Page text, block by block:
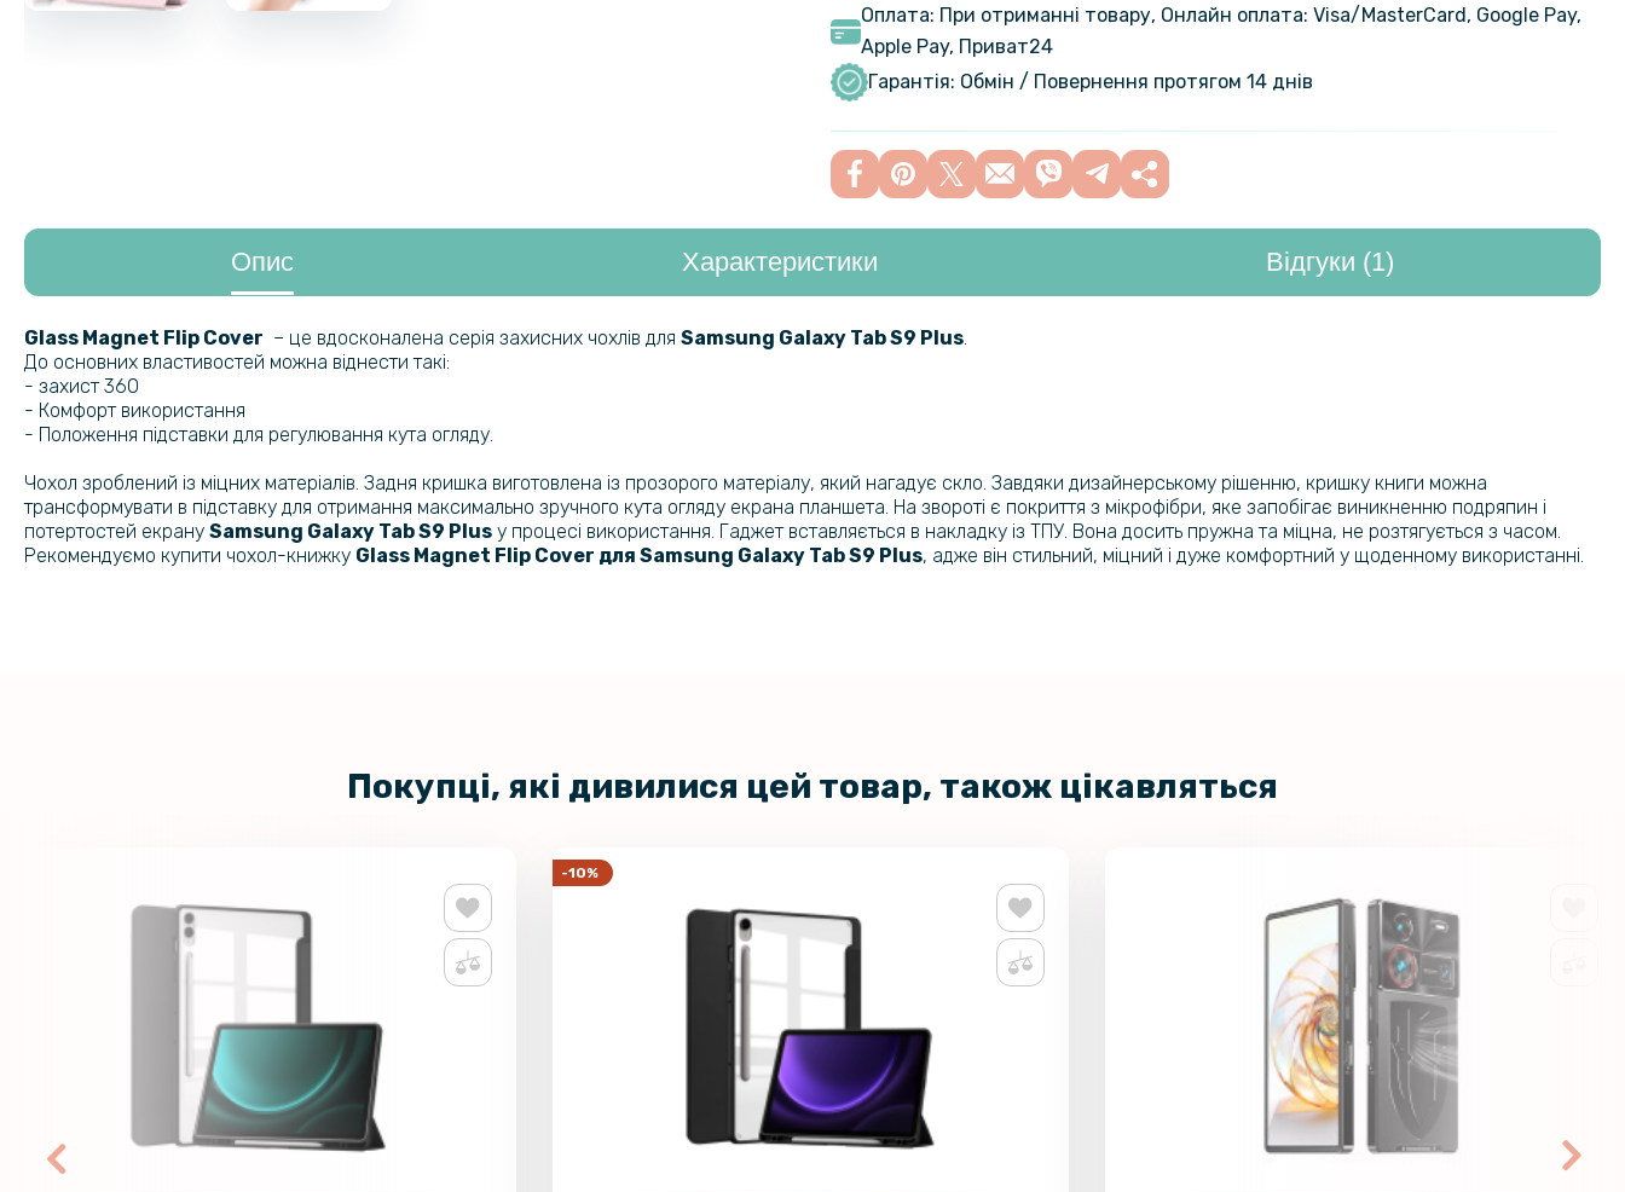
Оплата: При отриманні товару, Онлайн оплата: Visa/MasterСard, Google Pay,
Apple Pay, Приват24
Гарантія: Обмін / Повернення протягом 14 днів
Опис Характеристики Відгуки (1)
Glass Magnet Flip Cover – це вдосконалена серія захисних чохлів для Samsung Galaxy Tab S9 Plus
До основних властивостей можна віднести такі:
- захист 360
- Комфорт використання
- Положення підставки для регулювання кута огляду.
Чохол зроблений із міцних матеріалів. Задня кришка виготовлена із прозорого матеріалу, який нагадує скло. Завдяки дизайнерському рішенню, кришку книги можна
трансформувати в підставку для отримання максимально зручного кута огляду екрана планшета. На звороті є покриття з мікрофібри, яке запобігає виникненню подряпин і
потертостей екрану Samsung Galaxy Tab S9 Plus у процесі використання. Гаджет вставляється в накладку із ТПУ. Вона досить пружна та міцна, не розтягується з часом.
Рекомендуємо купити чохол-книжку Glass Magnet Flip Cover для Samsung Galaxy Tab S9 Plus, адже він стильний, міцний і дуже комфортний у щоденному використанні.
Покупці, які дивилися цей товар, також цікавляться
-10%